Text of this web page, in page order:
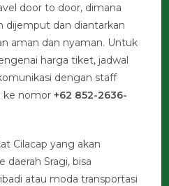
door to door, dimana
dijemput dan diantarkan
aman dan nyaman. Untuk
harga tiket, jadwal
dengan staff
ke nomor+62 852-2636-
Cilacap yang akan
daerah Sragi, bisa
atau moda transportasi